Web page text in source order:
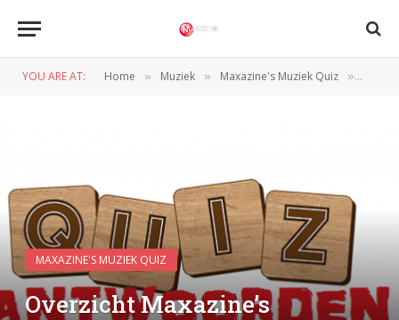
YOU ARE AT: Home » Muziek » Maxazine's Muziek Quiz »
MAXAZINE'S MUZIEK QUIZ
Overzicht Maxazine’s